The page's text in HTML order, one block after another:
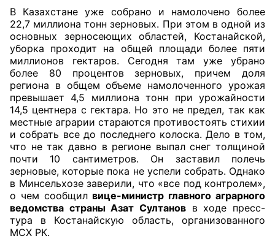
В Казахстане уже собрано и намолочено более
22,7 миллиона тонн зерновых. При этом в одной из
основных зерносеющих областей, Костанайской,
уборка проходит на общей площади более пяти
миллионов гектаров. Сегодня там уже убрано
более 80 процентов зерновых, причем доля
региона в общем объеме намолоченного урожая
превышает 4,5 миллиона тонн при урожайности
14,5 центнера с гектара. Но это не предел, так как
местные аграрии стараются противостоять стихии
и собрать все до последнего колоска. Дело в том,
что не так давно в регионе выпал снег толщиной
почти 10 сантиметров. Он заставил полечь
зерновые, которые пока не успели собрать. Однако
в Минсельхозе заверили, что «все под контролем»,
о чем сообщил вице-министр главного аграрного
ведомства страны Азат Султанов в ходе пресс-
тура в Костанайскую область, организованного
МСХ РК.